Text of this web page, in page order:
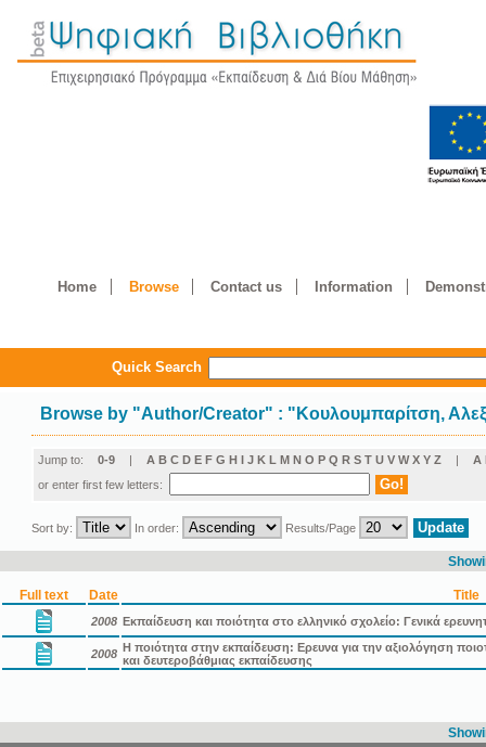
Home Browse Contact us Information
Quick Search
Browse by "Author/Creator" : "Κουλουμπαρίτση,
Jump to: 0-9 | A B C D E F G H I J K L M N O P Q R S T U V W X Y Z | Α
or enter first few letters:
Sort by: In order: Results/Page
Full text Date Title
2008 Εκπαίδευση και ποιότητα στο ελληνικό σχολείο: Γενικά
2008 Η ποιότητα στην εκπαίδευση: Ερευνα για την αξιολόγηση
και δευτεροβάθμιας εκπαίδευσης